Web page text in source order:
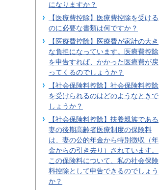
になりますか？
【医療費控除】医療費控除を受ける
のに必要な書類は何ですか？
【医療費控除】医療費が家計の大き
な負担になっています。医療費控除
を申告すれば、かかった医療費が戻
ってくるのでしょうか？
【社会保険料控除】社会保険料控除
を受けられるのはどのようなときで
しょうか？
【社会保険料控除】扶養親族である
妻の後期高齢者医療制度の保険料
は、妻の公的年金から特別徴収（年
金からの引き去り）されています。
この保険料について、私の社会保険
料控除として申告できるのでしょう
か？